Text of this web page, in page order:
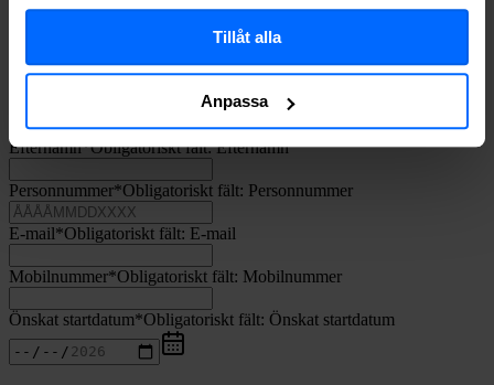
Tillåt alla
Anpassa
799 kr
Dina uppgifter
Obligatoriskt fält:Förnamn
Efternamn*Obligatoriskt fält:Efternamn
Personnummer*Obligatoriskt fält: Personnummer
E-mail*Obligatoriskt fält: E-mail
Mobilnummer*Obligatoriskt fält: Mobilnummer
Önskat startdatum*Obligatoriskt fält: Önskat startdatum